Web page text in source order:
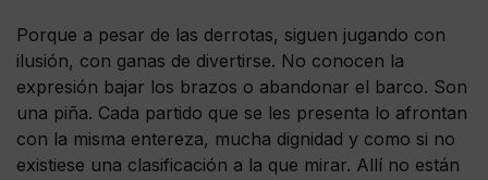
Porque a pesar de las derrotas, siguen jugando con
ilusión, con ganas de divertirse. No conocen la
expresión bajar los brazos o abandonar el barco. Son
una piña. Cada partido que se les presenta lo afrontan
con la misma entereza, mucha dignidad y como si no
existiese una clasificación a la que mirar. Allí no están